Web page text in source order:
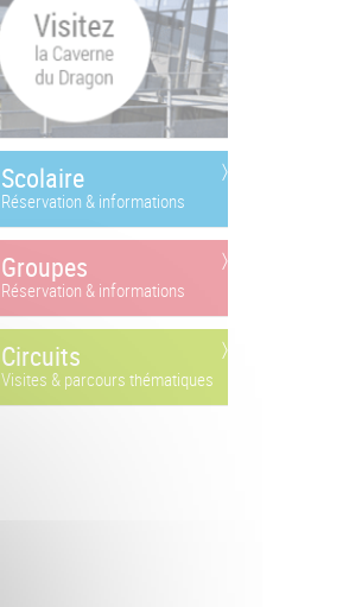
Scolaire
Réservation & informations
Groupes
Réservation & informations
Circuits
Visites & parcours thématiques